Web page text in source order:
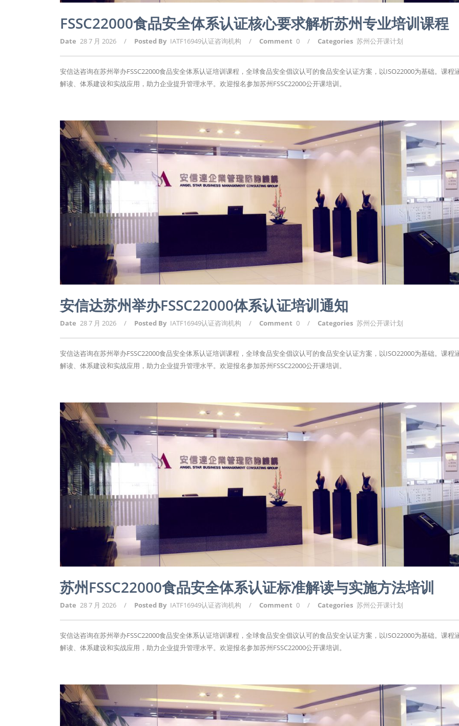
FSSC22000食品安全体系认证核心要求解析苏州专业培训课程
Date 28 7 月 2026 / Posted By IATF16949认证咨询机构 / Comment 0 / Categories 苏州公开课计划
安信达咨询在苏州举办FSSC22000食品安全体系认证培训课程，全球食品安全倡议认可的食品安全认证方案，以ISO22000为基础。课程
解读、体系建设和实战应用，助力企业提升管理水平。欢迎报名参加苏州FSSC22000公开课培训。
安信达苏州举办FSSC22000体系认证培训通知
Date 28 7 月 2026 / Posted By IATF16949认证咨询机构 / Comment 0 / Categories 苏州公开课计划
安信达咨询在苏州举办FSSC22000食品安全体系认证培训课程，全球食品安全倡议认可的食品安全认证方案，以ISO22000为基础。课程
解读、体系建设和实战应用，助力企业提升管理水平。欢迎报名参加苏州FSSC22000公开课培训。
苏州FSSC22000食品安全体系认证标准解读与实施方法培训
Date 28 7 月 2026 / Posted By IATF16949认证咨询机构 / Comment 0 / Categories 苏州公开课计划
安信达咨询在苏州举办FSSC22000食品安全体系认证培训课程，全球食品安全倡议认可的食品安全认证方案，以ISO22000为基础。课程
解读、体系建设和实战应用，助力企业提升管理水平。欢迎报名参加苏州FSSC22000公开课培训。